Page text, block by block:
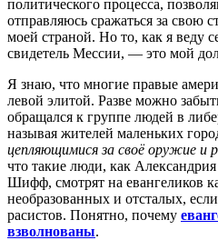
политического процесса,
отправляюсь сражаться за свою
моей страной. Но то, как я веду
свидетель Мессии, — это мой
Я знаю, что многие правые
левой элитой. Разве можно
обращался к группе людей в
называя жителей маленьких
цепляющимися за своё оружие и
что такие люди, как
Шифф, смотрят на евангеликов
необразованных и отсталых,
расистов. Понятно, почему
взволнованы.